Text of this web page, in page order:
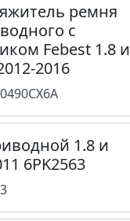
ремня
с
Febest 1.8 и
2016
1.8 и
6PK2563